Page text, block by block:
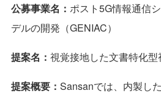
公募事業名： ポスト5G情報通信
デルの開発（GENIAC）
提案名： 視覚接地した文書特化
提案概要： Sansanでは、内製し